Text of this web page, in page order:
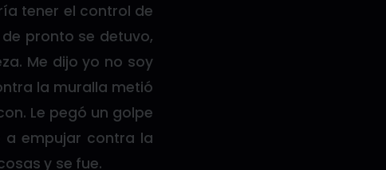
tener el control de
pronto se detuvo,
Me dijo yo no soy
la muralla metió
Le pegó un golpe
a empujar contra la
y se fue.